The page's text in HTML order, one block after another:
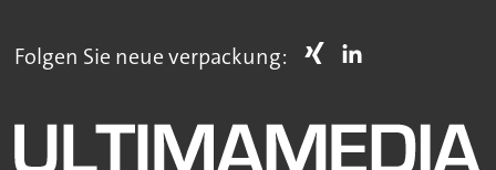
Folgen Sie neue verpackung: